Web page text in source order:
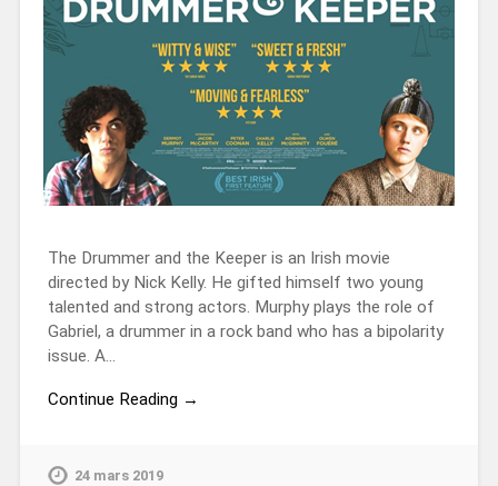
The Drummer and the Keeper is an Irish movie
directed by Nick Kelly. He gifted himself two young
talented and strong actors. Murphy plays the role of
Gabriel, a drummer in a rock band who has a bipolarity
issue. A…
Continue Reading →
24 mars 2019